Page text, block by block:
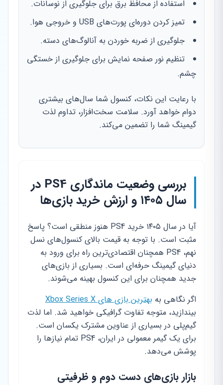
استفاده از محافظ برق برای جلوگیری از نوسانات.
تمیز کردن دوره‌ای پورت‌های USB و خروجی هوا.
جلوگیری از ضربه خوردن به آنالوگ‌های دسته.
تنظیم نور صفحه نمایش برای جلوگیری از خستگی
چشم.
با رعایت این نکات، کنسول شما سال‌های بیشتری
دوام خواهد آورد. سلامت سخت‌افزار، تداوم لذت
گیمینگ شما را تضمین می‌کند.
بررسی وضعیت ماندگاری PS4 در
سال ۱۴۰۵ و ارزش خرید بازی‌ها
آیا در سال ۱۴۰۵ خرید PS4 هنوز منطقی است؟ پاسخ
مثبت است. با توجه به قیمت بالای کنسول‌های نسل
نهم، PS4 همچنان اقتصادی‌ترین راه برای ورود به
دنیای گیمینگ حرفه‌ای است. بسیاری از بازی‌های
جدید همچنان برای این کنسول بهینه می‌شوند.
اگر نگاهی به بهترین بازی ‌های Xbox Series X
بیندازید، متوجه تفاوت گرافیکی خواهید شد. اما لذت
گیم‌پلی در بسیاری از عناوین مشترک یکسان است.
برای یک گیمر معمولی در ایران، PS4 تمام نیازها را
پوشش می‌دهد.
بازار بازی‌های دست دوم و ظرفیتی